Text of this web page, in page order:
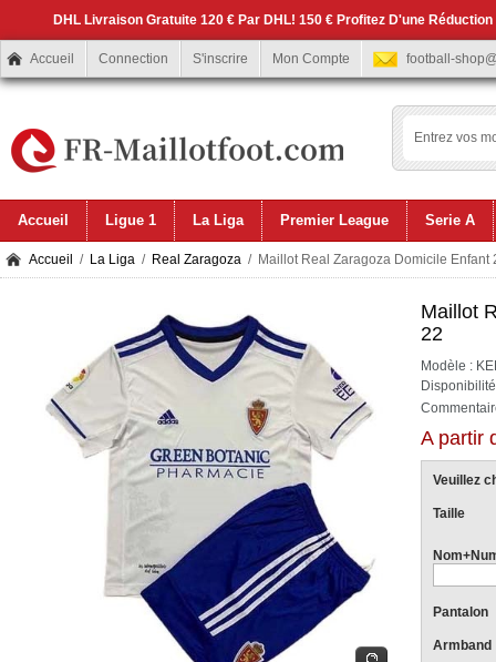
DHL Livraison Gratuite 120 € Par DHL! 150 € Profitez D'une
Accueil Connection S'inscrire Mon Compte football-
Accueil Ligue 1 La Liga Premier League Serie A
Accueil / La Liga / Real Zaragoza / Maillot Real Zaragoza Domicile Enfant
Maillot
22
Modèle :
A partir
Veuillez
Taille
Pantalon
Armband